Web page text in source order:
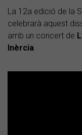
La 12a edició de la
celebrarà aquest
amb un concert de
Inèrcia